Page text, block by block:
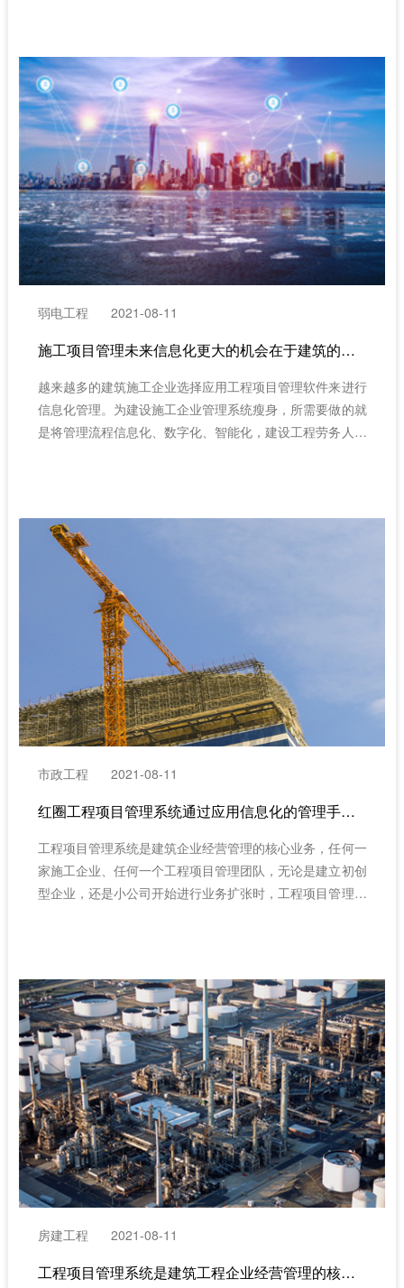
弱电工程 2021-08-11
​施工项目管理未来信息化更大的机会在于建筑的施工阶段、预算管理、劳务管理（工程项目风险管理）
越来越多的建筑施工企业选择应用工程项目管理软件来进行
信息化管理。为建设施工企业管理系统瘦身，所需要做的就
是将管理流程信息化、数字化、智能化，建设工程劳务人员
市政工程 2021-08-11
红圈​工程项目管理系统通过应用信息化的管理手段设计开发（市政工程项目管理）
工程项目管理系统是建筑企业经营管理的核心业务，任何一
家施工企业、任何一个工程项目管理团队，无论是建立初创
型企业，还是小公司开始进行业务扩张时，工程项目管理都
房建工程 2021-08-11
工程项目管理系统是建筑工程企业经营管理的核心业务（工程项目数字化管理）